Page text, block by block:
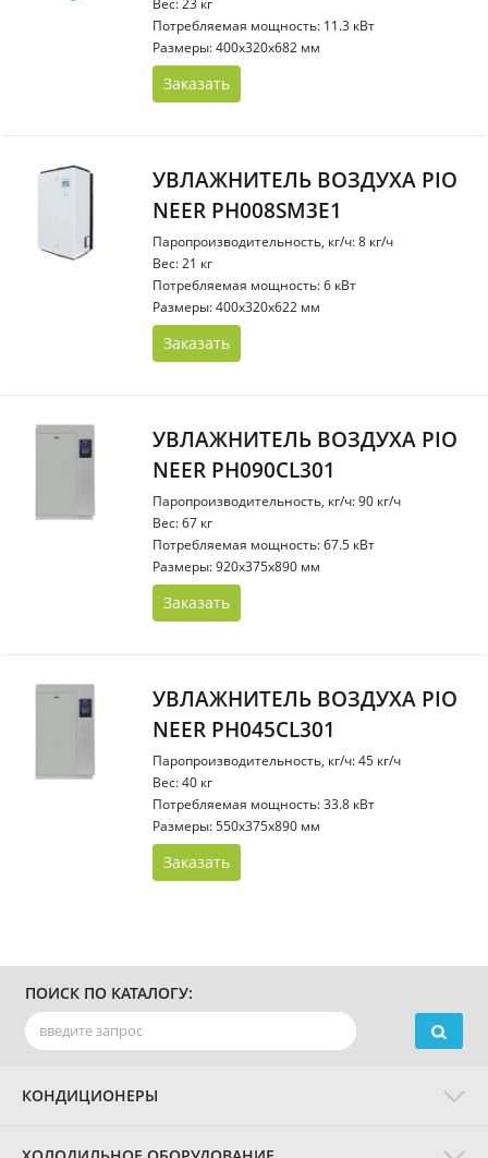
Вес: 23 кг
Потребляемая мощность: 11.3 кВт
Размеры: 400x320x682 мм
Заказать
УВЛАЖНИТЕЛЬ ВОЗДУХА PIO
NEER PH008SM3E1
Паропроизводительность, кг/ч: 8 кг/ч
Вес: 21 кг
Потребляемая мощность: 6 кВт
Размеры: 400x320x622 мм
Заказать
УВЛАЖНИТЕЛЬ ВОЗДУХА PIO
NEER PH090CL301
Паропроизводительность, кг/ч: 90 кг/ч
Вес: 67 кг
Потребляемая мощность: 67.5 кВт
Размеры: 920x375x890 мм
Заказать
УВЛАЖНИТЕЛЬ ВОЗДУХА PIO
NEER PH045CL301
Паропроизводительность, кг/ч: 45 кг/ч
Вес: 40 кг
Потребляемая мощность: 33.8 кВт
Размеры: 550x375x890 мм
Заказать
ПОИСК ПО КАТАЛОГУ:
КОНДИЦИОНЕРЫ